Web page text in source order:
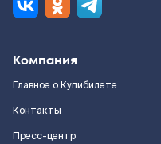
Компания
Главное о Купибилете
Контакты
Пресс-центр